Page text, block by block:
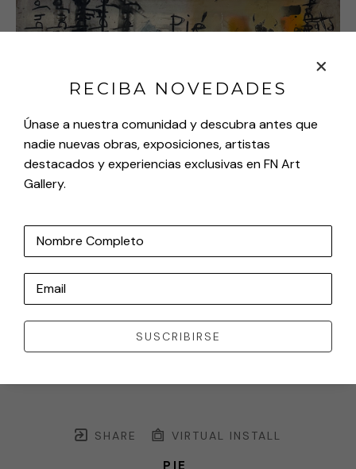
SHARE VIRTUAL INSTALL
PIE
RECIBA NOVEDADES
Únase a nuestra comunidad y descubra antes que
nadie nuevas obras, exposiciones, artistas
destacados y experiencias exclusivas en FN Art
Gallery.
Nombre Completo
Email
SUSCRIBIRSE